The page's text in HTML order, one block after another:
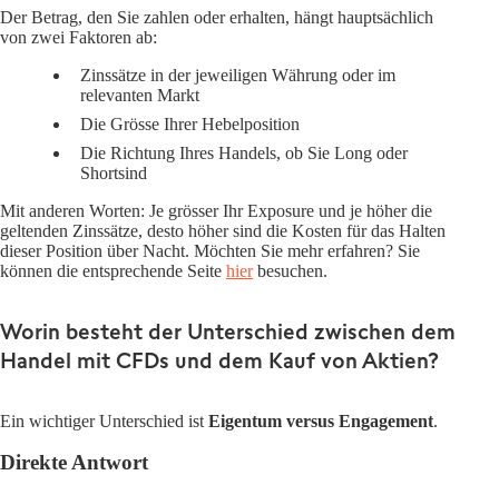
Der Betrag, den Sie zahlen oder erhalten, hängt hauptsächlich
von zwei Faktoren ab:
Zinssätze in der jeweiligen Währung oder im
relevanten Markt
Die Grösse Ihrer Hebelposition
Die Richtung Ihres Handels, ob Sie Long oder
Shortsind
Mit anderen Worten: Je grösser Ihr Exposure und je höher die
geltenden Zinssätze, desto höher sind die Kosten für das Halten
dieser Position über Nacht. Möchten Sie mehr erfahren? Sie
können die entsprechende Seite hierbesuchen.
Worin besteht der Unterschied zwischen dem
Handel mit CFDs und dem Kauf von Aktien?
Ein wichtiger Unterschied ist Eigentum versus Engagement.
Direkte Antwort